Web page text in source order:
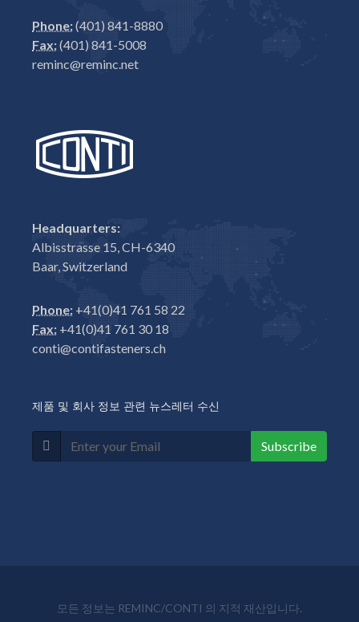
Phone:(401) 841-8880
Fax:(401) 841-5008
reminc@reminc.net
Headquarters:
Albisstrasse 15, CH-6340
Baar, Switzerland
Phone: +41(0)41 761 58 22
Fax: +41(0)41 761 30 18
conti@contifasteners.ch
제품 및 회사 정보 관련 뉴스레터 수신
Subscribe
모든 정보는 REMINC/CONTI 의 지적 재산입니다.